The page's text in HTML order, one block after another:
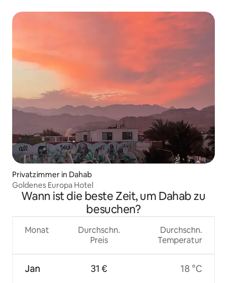
Privatzimmer in Dahab
Goldenes Europa Hotel
Wann ist die beste Zeit, um Dahab zu
besuchen?
Monat
Jan
Durchschn.
Preis
31 €
Durchschn.
Temperatur
18 °C